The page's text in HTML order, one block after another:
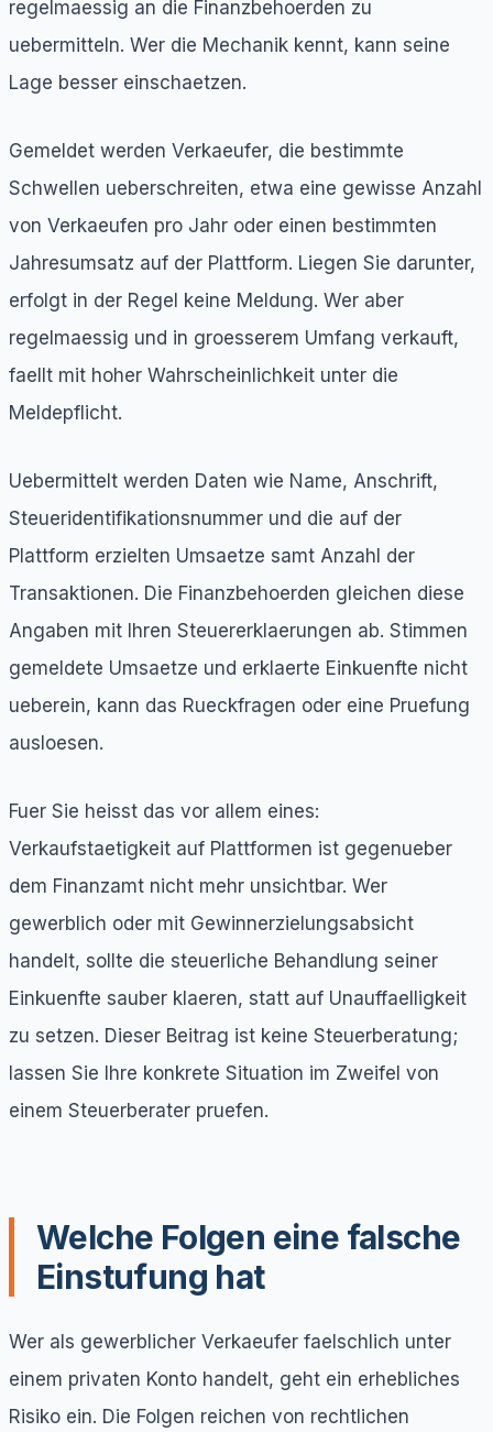
regelmaessig an die Finanzbehoerden zu
uebermitteln. Wer die Mechanik kennt, kann seine
Lage besser einschaetzen.
Gemeldet werden Verkaeufer, die bestimmte
Schwellen ueberschreiten, etwa eine gewisse Anzahl
von Verkaeufen pro Jahr oder einen bestimmten
Jahresumsatz auf der Plattform. Liegen Sie darunter,
erfolgt in der Regel keine Meldung. Wer aber
regelmaessig und in groesserem Umfang verkauft,
faellt mit hoher Wahrscheinlichkeit unter die
Meldepflicht.
Uebermittelt werden Daten wie Name, Anschrift,
Steueridentifikationsnummer und die auf der
Plattform erzielten Umsaetze samt Anzahl der
Transaktionen. Die Finanzbehoerden gleichen diese
Angaben mit Ihren Steuererklaerungen ab. Stimmen
gemeldete Umsaetze und erklaerte Einkuenfte nicht
ueberein, kann das Rueckfragen oder eine Pruefung
ausloesen.
Fuer Sie heisst das vor allem eines:
Verkaufstaetigkeit auf Plattformen ist gegenueber
dem Finanzamt nicht mehr unsichtbar. Wer
gewerblich oder mit Gewinnerzielungsabsicht
handelt, sollte die steuerliche Behandlung seiner
Einkuenfte sauber klaeren, statt auf Unauffaelligkeit
zu setzen. Dieser Beitrag ist keine Steuerberatung;
lassen Sie Ihre konkrete Situation im Zweifel von
einem Steuerberater pruefen.
Welche Folgen eine falsche
Einstufung hat
Wer als gewerblicher Verkaeufer faelschlich unter
einem privaten Konto handelt, geht ein erhebliches
Risiko ein. Die Folgen reichen von rechtlichen